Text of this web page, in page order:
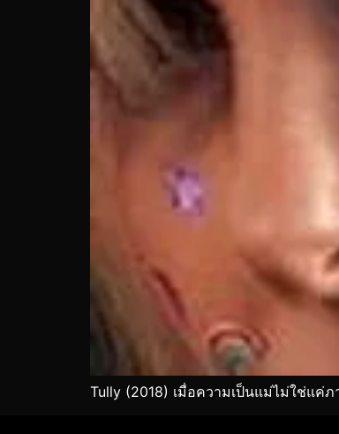
Tully (2018) เมื่อความเป็นแม่ไม่ใช่แค่